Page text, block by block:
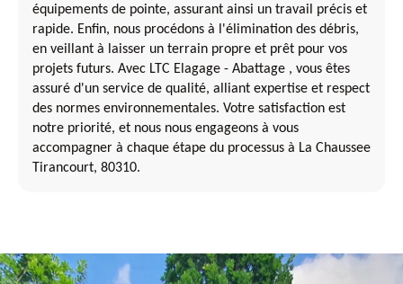
équipements de pointe, assurant ainsi un travail précis et
rapide. Enfin, nous procédons à l'élimination des débris,
en veillant à laisser un terrain propre et prêt pour vos
projets futurs. Avec LTC Elagage - Abattage , vous êtes
assuré d'un service de qualité, alliant expertise et respect
des normes environnementales. Votre satisfaction est
notre priorité, et nous nous engageons à vous
accompagner à chaque étape du processus à La Chaussee
Tirancourt, 80310.